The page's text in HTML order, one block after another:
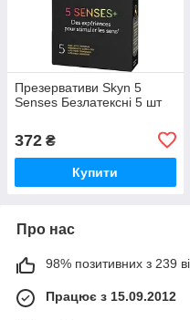
Презервативи Skyn 5
Senses Безлатексні 5 шт
372 ₴
Купити
Про нас
98% позитивних з 239
Працює з 15.09.2012